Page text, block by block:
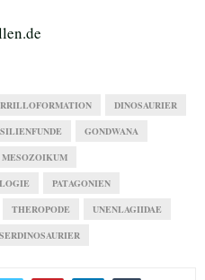
DINOSAURIER
GONDWANA
MESOZOIKUM
PATAGONIEN
THEROPODE UNENLAGIIDAE